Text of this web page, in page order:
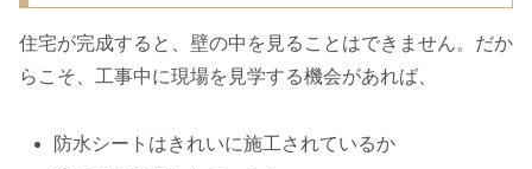
住宅が完成すると、壁の中を見ることはできません。だか
らこそ、工事中に現場を見学する機会があれば、
防水シートはきれいに施工されているか